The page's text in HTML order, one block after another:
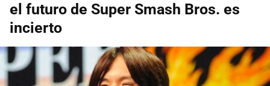
el futuro de Super Smash Bros. es
incierto